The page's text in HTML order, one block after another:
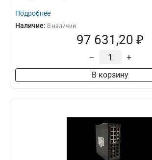
Подробнее
Наличие: В наличии
97 631,20 ₽
– +
В корзину